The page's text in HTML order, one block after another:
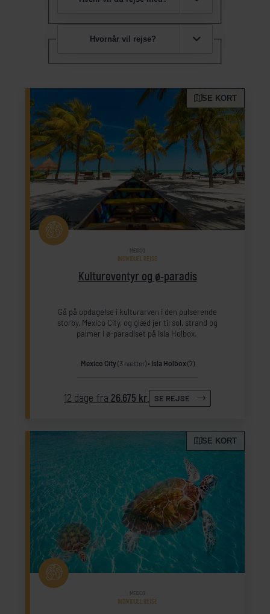
Hvornår vil rejse?
SE KORT
Kultureventyr og ø-paradis
MEXICO
INDIVIDUEL REJSE
Gå på opdagelse i kulturarven i den pulserende
storby, Mexico City, og glæd jer til sol, strand og
palmer i ø-paradiset på Isla Holbox.
Mexico City(3 nætter) Isla Holbox(7)
12 dage fra26.675 kr. SE REJSE
SE KORT
MEXICO
INDIVIDUEL REJSE